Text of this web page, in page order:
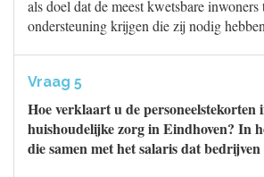
als doel dat de meest kwetsbare inwoners
ondersteuning krijgen die zij nodig
Vraag 5
Hoe verklaart u de personeelstekorten
huishoudelijke zorg in Eindhoven? In
die samen met het salaris dat